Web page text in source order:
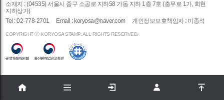
소재지 : (04535) 서울시 중구 소공로 지하58 가동 지하 1층 7호 (충무로 1가, 회현
지하상가)
Tel : 02-778-2701
Email : koryosa@naver.com 개인정보보호책임자 : 이종석
COPYRIGHT Ⓒ KORYOSA STAMP. ALL RIGHTS RESERVED.